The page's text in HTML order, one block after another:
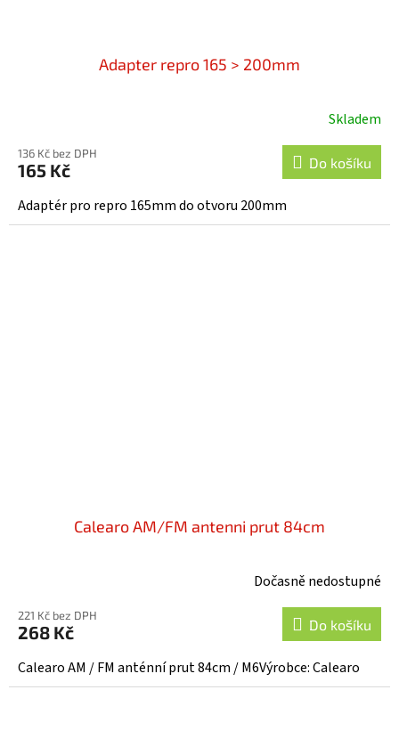
Adapter repro 165 > 200mm
Skladem
136 Kč bez DPH
165 Kč Do košíku
Adaptér pro repro 165mm do otvoru 200mm
Calearo AM/FM antenni prut 84cm
Dočasně nedostupné
221 Kč bez DPH
268 Kč Do košíku
Calearo AM / FM anténní prut 84cm / M6Výrobce: Calearo